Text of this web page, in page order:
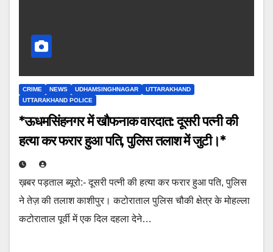
CRIME NEWS UDHAMSINGHNAGAR
UTTARAKHAND
UTTARAKHAND POLICE
*ऊधमसिंहनगर में खौफनाक वारदात: दूसरी पत्नी की
हत्या कर फरार हुआ पति, पुलिस तलाश में जुटी।*
ख़बर पड़ताल ब्यूरो:- दूसरी पत्नी की हत्या कर फरार हुआ पति, पुलिस
ने तेज़ की तलाश काशीपुर। कटोराताल पुलिस चौकी क्षेत्र के मोहल्ला
कटोराताल पूर्वी में एक दिल दहला देने…